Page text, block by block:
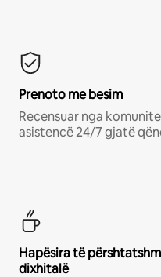
Prenoto me besim
Recensuar nga
asistencë 24/7 gjatë
Hapësira të
dixhitalë